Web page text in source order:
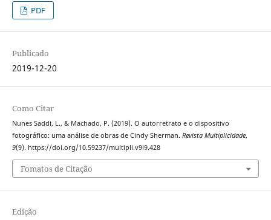
PDF
Publicado
2019-12-20
Como Citar
Nunes Saddi, L., & Machado, P. (2019). O autorretrato e o dispositivo
fotográfico: uma análise de obras de Cindy Sherman. Revista Multiplicidade,
9(9). https://doi.org/10.59237/multipli.v9i9.428
Fomatos de Citação
Edição